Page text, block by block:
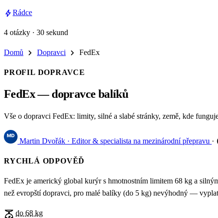
boltRádce
4 otázky · 30 sekund
Domů chevron_right Dopravci chevron_right FedEx
PROFIL DOPRAVCE
FedEx — dopravce balíků
Vše o dopravci FedEx: limity, silné a slabé stránky, země, kde
Martin Dvořák · Editor & specialista na mezinárodní přepravu ·
RYCHLÁ ODPOVĚĎ
FedEx je americký global kurýr s hmotnostním limitem 68 kg a
než evropští dopravci, pro malé balíky (do 5 kg) nevýhodný —
scale do 68 kg